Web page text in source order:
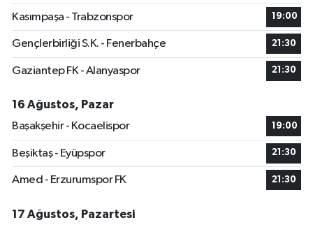
Kasımpaşa - Trabzonspor 19:00
Gençlerbirliği S.K. - Fenerbahçe 21:30
Gaziantep FK - Alanyaspor 21:30
16 Ağustos, Pazar
Başakşehir - Kocaelispor
19:00
Beşiktaş - Eyüpspor 21:30
Amed - Erzurumspor FK 21:30
17 Ağustos, Pazartesi